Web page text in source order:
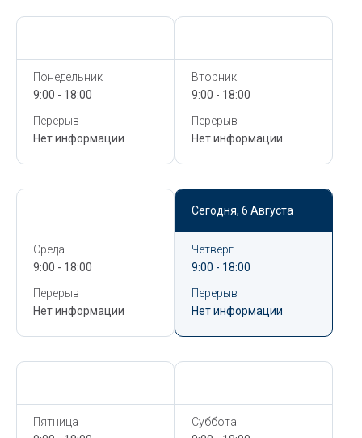
Понедельник
9:00 - 18:00
Перерыв
Нет информации
Вторник
9:00 - 18:00
Перерыв
Нет информации
Среда
9:00 - 18:00
Перерыв
Нет информации
Сегодня, 6 Августа
Четверг
9:00 - 18:00
Перерыв
Нет информации
Пятница
Суббота